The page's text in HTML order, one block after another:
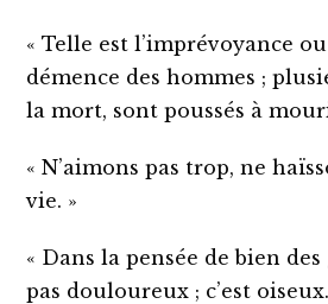
« Telle est l’imprévoyance
démence des hommes ;
la mort, sont poussés à
« N’aimons pas trop, ne
vie. »
« Dans la pensée de bien des
pas douloureux ; c’est